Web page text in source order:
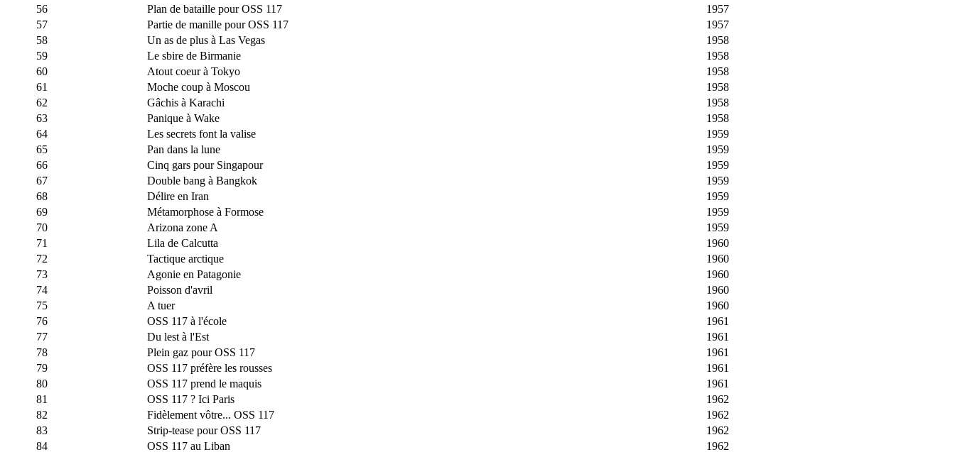
56
Plan de bataille pour OSS 117
1957
57
Partie de manille pour OSS 117
1957
58
Un as de plus à Las Vegas
1958
59
Le sbire de Birmanie
1958
60
Atout coeur à Tokyo
1958
61
Moche coup à Moscou
1958
62
Gâchis à Karachi
1958
63
Panique à Wake
1958
64
Les secrets font la valise
1959
65
Pan dans la lune
1959
66
Cinq gars pour Singapour
1959
67
Double bang à Bangkok
1959
68
Délire en Iran
1959
69
Métamorphose à Formose
1959
70
Arizona zone A
1959
71
Lila de Calcutta
1960
72
Tactique arctique
1960
73
Agonie en Patagonie
1960
74
Poisson d'avril
1960
75
A tuer
1960
76
OSS 117 à l'école
1961
77
Du lest à l'Est
1961
78
Plein gaz pour OSS 117
1961
79
OSS 117 préfère les rousses
1961
80
OSS 117 prend le maquis
1961
81
OSS 117 ? Ici Paris
1962
82
Fidèlement vôtre... OSS 117
1962
83
Strip-tease pour OSS 117
1962
84
OSS 117 au Liban 1962